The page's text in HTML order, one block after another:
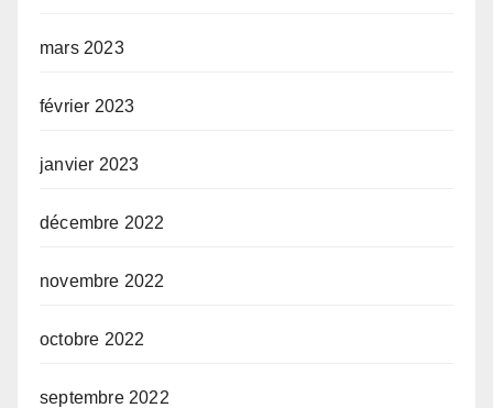
mars 2023
février 2023
janvier 2023
décembre 2022
novembre 2022
octobre 2022
septembre 2022